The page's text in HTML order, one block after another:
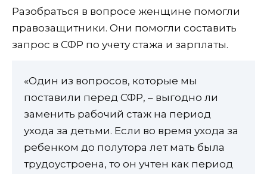
Разобраться в вопросе женщине помогли
правозащитники. Они помогли составить
запрос в СФР по учету стажа и зарплаты.
«Один из вопросов, которые мы
поставили перед СФР, – выгодно ли
заменить рабочий стаж на период
ухода за детьми. Если во время ухода за
ребенком до полутора лет мать была
трудоустроена, то он учтен как период